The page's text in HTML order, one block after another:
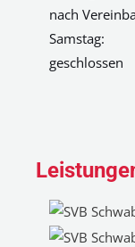
nach
Samstag:
geschlossen